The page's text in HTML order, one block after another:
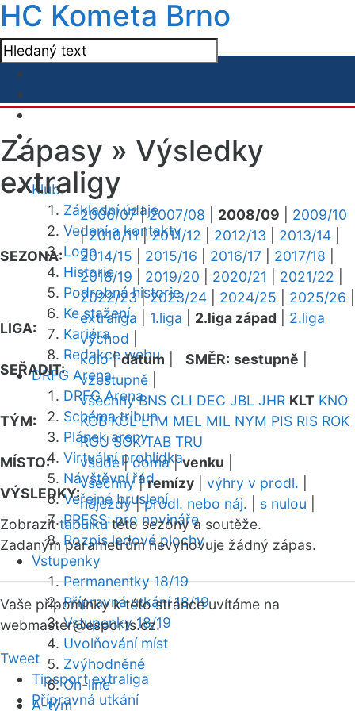
HC Kometa Brno
Klub
Základní údaje
Vedení a kontakty
Logo
Historie
Podrobná historie
Ke stažení
Kariéra
Redakce webu
DRFG Arena
DRFG Arena
Schéma tribun
Plánek areny
Virtuální prohlídka
Návštěvní řád
Veřejné bruslení
PRESS: pro novináře
Rozpis ledové plochy
Vstupenky
Permanentky 18/19
Přípravná utkání 18/19
Vstupenky 18/19
Uvolňování míst
Zvýhodněné
On-line
A-tým
Zápasy » Výsledky
extraligy
SEZONA:
2006/07|2007/08 2008/09
2009/10
|2010/11|2011/12 2012/13 2013/14
2014/15
2015/16 2016/17 2017/18
2018/19
2019/20 2020/21 2021/22
2022/23|2023/24 2024/25 2025/26
LIGA:
extraliga 1.liga 2.liga západ
2.liga
východ
SEŘADIT:
kolo|datum SMĚR: sestupně
vzestupně
TÝM:
všechny BNS CLI DEC JBL JHR KLT KNO
KOB KOL LTM MEL MIL NYM PIS RIS ROK
ROU SOK TAB TRU
MÍSTO:
všude|doma|venku
VÝSLEDKY:
všechny|remízy výhry v prodl.
nájezdy|prodl. nebo náj. s nulou
Zobrazittabulkutéto sezóny a soutěže.
Zadaným parametrům nevyhovuje žádný zápas.
Vaše připomínky k této stránce uvítáme na
webmaster@esports.cz.
Tweet
Tipsport extraliga
Přípravná utkání